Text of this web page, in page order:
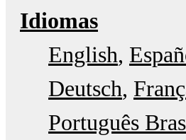
Idiomas
English
Deutsch
Português